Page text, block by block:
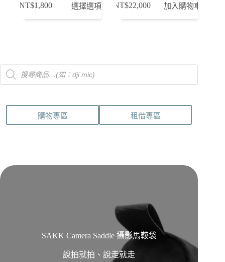
NT$1,800 選擇選項
款
式。
NT$22,000 加入購物車
Products
search
購物專區 租借專區
SAKK Camera Saddle 攝影馬鞍袋
說拍就拍、說走就走